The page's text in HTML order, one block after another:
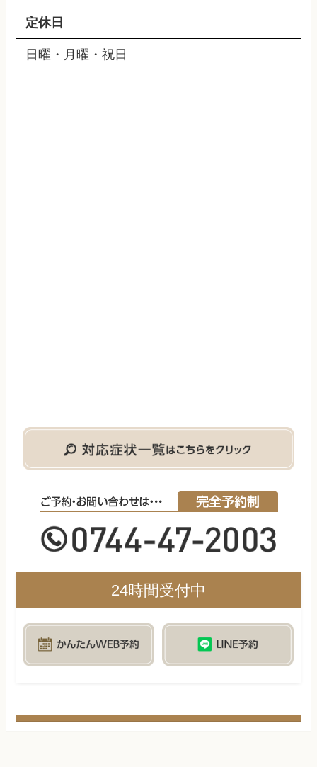
定休日
日曜・月曜・祝日
24時間受付中